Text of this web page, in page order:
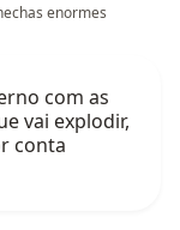
enormes
com as
vai explodir,
conta